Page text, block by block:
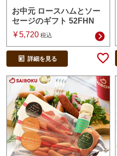
お中元 ロースハムとソー
セージのギフト 52FHN
¥ 5,720 税込
詳細を見る